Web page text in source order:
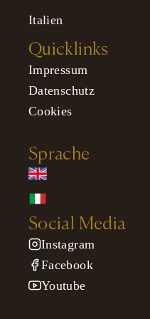
Italien
Quicklinks
Impressum
Datenschutz
Cookies
Sprache
Social Media
Instagram
Facebook
Youtube